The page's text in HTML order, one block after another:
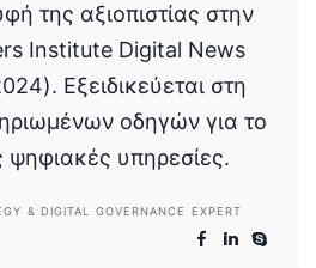
της αξιοπιστίας στην
Institute Digital News
Εξειδικεύεται στη
οδηγών για το
ψηφιακές υπηρεσίες.
& DIGITAL GOVERNANCE EXPERT